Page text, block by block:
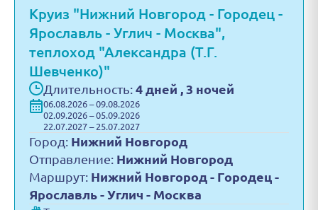
Круиз "Нижний Новгород - Городец -
Ярославль - Углич - Москва",
теплоход "Александра (Т.Г.
Шевченко)"
Длительность: 4 дней , 3 ночей
06.08.2026 – 09.08.2026
02.09.2026 – 05.09.2026
22.07.2027 – 25.07.2027
Город: Нижний Новгород
Отправление: Нижний Новгород
Маршрут: Нижний Новгород - Городец -
Ярославль - Углич - Москва